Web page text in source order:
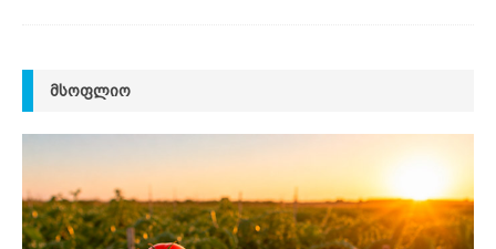
ᲛᲡᲝᲤᲚᲘᲝ